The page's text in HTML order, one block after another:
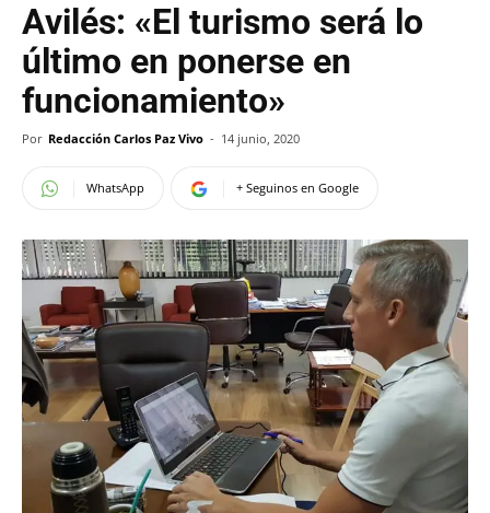
Avilés: «El turismo será lo
último en ponerse en
funcionamiento»
Por Redacción Carlos Paz Vivo - 14 junio, 2020
WhatsApp + Seguinos en Google